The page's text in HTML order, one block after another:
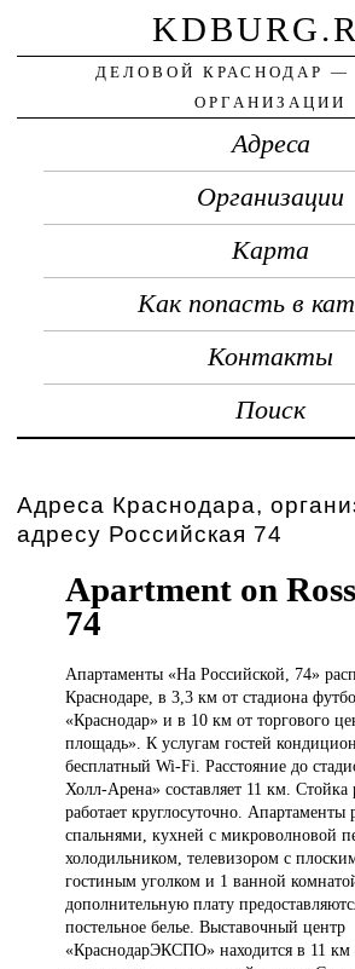
ДЕЛОВОЙ КРАСНОДАР —
ОРГАНИЗАЦИИ
Адреса
Организации
Карта
Как попасть в
Контакты
Поиск
Адреса Краснодара,
адресу Российская 74
Apartment on
74
Апартаменты «НаРоссийской, 74»
Краснодаре, в 3,3 км от стадиона
«Краснодар» и в 10 км от торгового
площадь». К услугам гостей
бесплатный Wi-Fi. Расстояние до
Холл-Арена» составляет 11 км. Стойка
работает круглосуточно. Апартаменты
спальнями, кухней с микроволновой
холодильником, телевизором с
гостиным уголком и 1 ванной
дополнительную плату
постельное белье. Выставочный центр
«КраснодарЭКСПО» находится в 11 км